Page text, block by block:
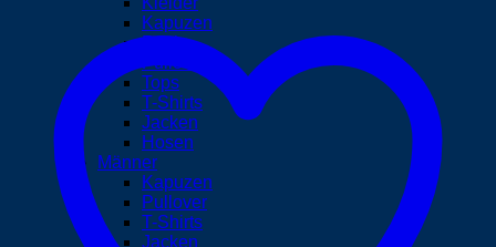
Kapuzen
Röcke
Pullover
Tops
T-Shirts
Jacken
Hosen
Männer
Kapuzen
Pullover
T-Shirts
Jacken